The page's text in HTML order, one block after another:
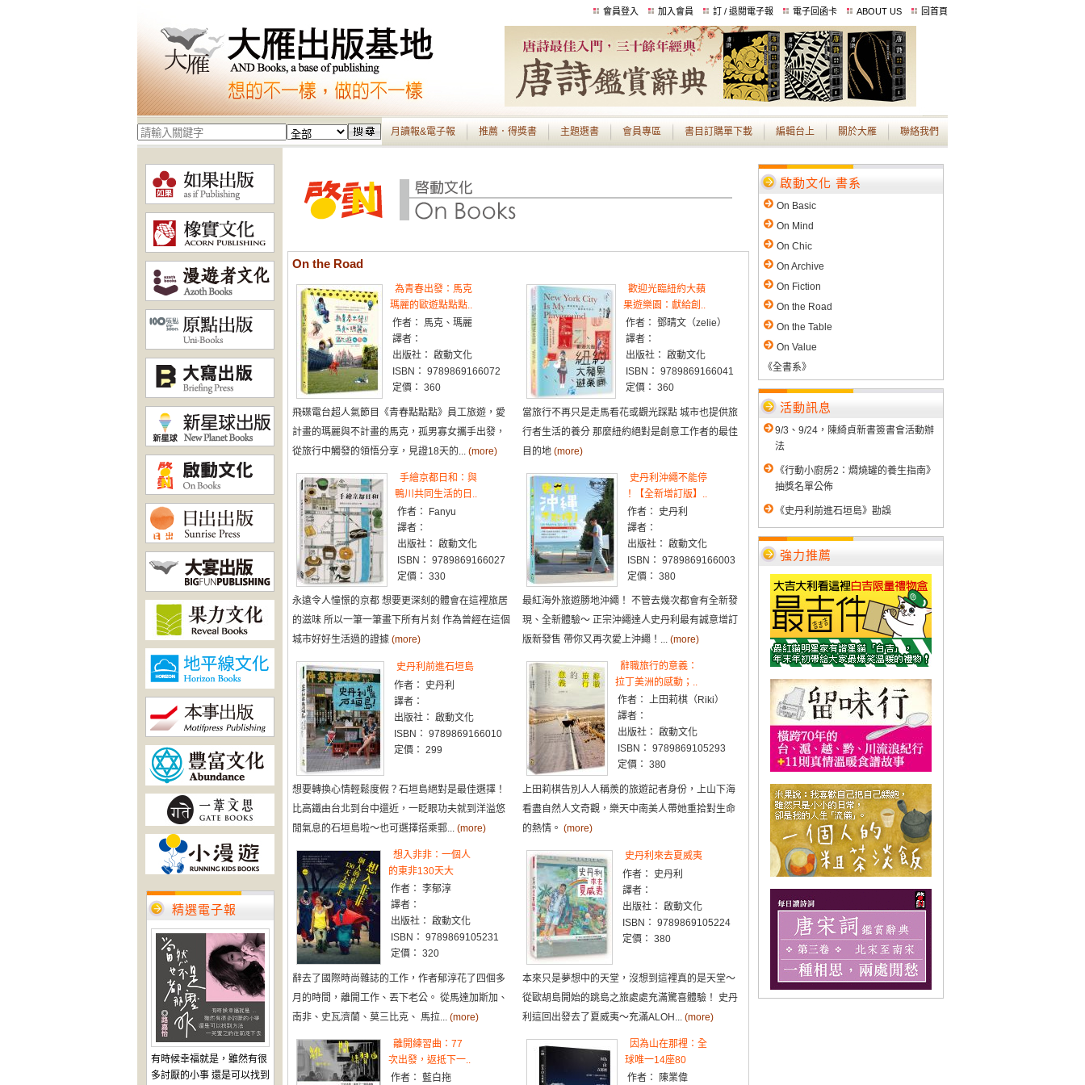
會員登入 加入會員 訂 / 退閱電子報 電子回函卡 ABOUT US 回首頁
月讀報&電子報 推薦．得獎書 主題選書 會員專區 書目訂購單下載 編輯台上 關於大雁 聯絡我們
精選電子報
有時候幸福就是，雖然有很
多討厭的小事 還是可以找到
On the Road
為青春出發：馬克
瑪麗的歐遊點點點..
作者： 馬克、瑪麗
譯者：
出版社： 啟動文化
ISBN： 9789869166072
定價： 360
飛碟電台超人氣節目《青春點點點》員工旅遊，愛
計畫的瑪麗與不計畫的馬克，孤男寡女攜手出發，
從旅行中觸發的領悟分享，見證18天的... (more)
歡迎光臨紐約大蘋
果遊樂園：獻給創..
作者： 鄧晴文（zelie）
譯者：
出版社： 啟動文化
ISBN： 9789869166041
定價： 360
當旅行不再只是走馬看花或觀光踩點 城市也提供旅
行者生活的養分 那麼紐約絕對是創意工作者的最佳
目的地 (more)
手繪京都日和：與
鴨川共同生活的日..
作者： Fanyu
譯者：
出版社： 啟動文化
ISBN： 9789869166027
定價： 330
永遠令人憧憬的京都 想要更深刻的體會在這裡旅居
的滋味 所以一筆一筆畫下所有片刻 作為曾經在這個
城市好好生活過的證據 (more)
史丹利沖繩不能停
！【全新增訂版】..
作者： 史丹利
譯者：
出版社： 啟動文化
ISBN： 9789869166003
定價： 380
最紅海外旅遊勝地沖繩！ 不管去幾次都會有全新發
現、全新體驗～ 正宗沖繩達人史丹利最有誠意增訂
版新發售 帶你又再次愛上沖繩！... (more)
史丹利前進石垣島
作者： 史丹利
譯者：
出版社： 啟動文化
ISBN： 9789869166010
定價： 299
想要轉換心情輕鬆度假？石垣島絕對是最佳選擇！
比高鐵由台北到台中還近，一眨眼功夫就到洋溢悠
閒氣息的石垣島啦～也可選擇搭乘郵... (more)
辭職旅行的意義：
拉丁美洲的感動；..
作者： 上田莉棋（Riki）
譯者：
出版社： 啟動文化
ISBN： 9789869105293
定價： 380
上田莉棋告別人人稱羨的旅遊記者身份，上山下海
看盡自然人文奇觀，樂天中南美人帶她重拾對生命
的熱情。 (more)
想入非非：一個人
的東非130天大
作者： 李郁淳
譯者：
出版社： 啟動文化
ISBN： 9789869105231
定價： 320
辭去了國際時尚雜誌的工作，作者郁淳花了四個多
月的時間，離開工作、丟下老公。 從馬達加斯加、
南非、史瓦濟蘭、莫三比克、 馬拉... (more)
史丹利來去夏威夷
作者： 史丹利
譯者：
出版社： 啟動文化
ISBN： 9789869105224
定價： 380
本來只是夢想中的天堂，沒想到這裡真的是天堂～
從歐胡島開始的跳島之旅處處充滿驚喜體驗！ 史丹
利這回出發去了夏威夷～充滿ALOH... (more)
離開練習曲：77
次出發，返抵下一..
作者： 藍白拖
因為山在那裡：全
球唯一14座80
作者： 陳業偉
啟動文化 書系
On Basic
On Mind
On Chic
On Archive
On Fiction
On the Road
On the Table
On Value
《全書系》
活動訊息
9/3、9/24，陳綺貞新書簽書會活動辦
法
《行動小廚房2：燜燒罐的養生指南》
抽獎名單公佈
《史丹利前進石垣島》勘誤
強力推薦